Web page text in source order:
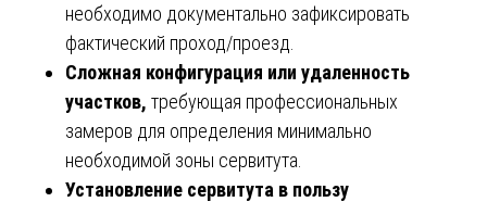
необходимо документально зафиксировать
фактический проход/проезд.
Сложная конфигурация или удаленность
участков, требующая профессиональных
замеров для определения минимально
необходимой зоны сервитута.
Установление сервитута в пользу